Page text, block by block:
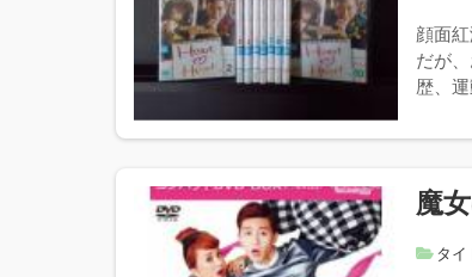
顔面
だが
歴、
魔
タイ